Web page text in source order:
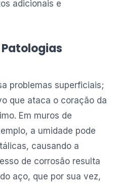
adicionais e
Patologias
problemas superficiais;
que ataca o coração da
Em muros de
a umidade pode
causando a
de corrosão resulta
aço, que por sua vez,